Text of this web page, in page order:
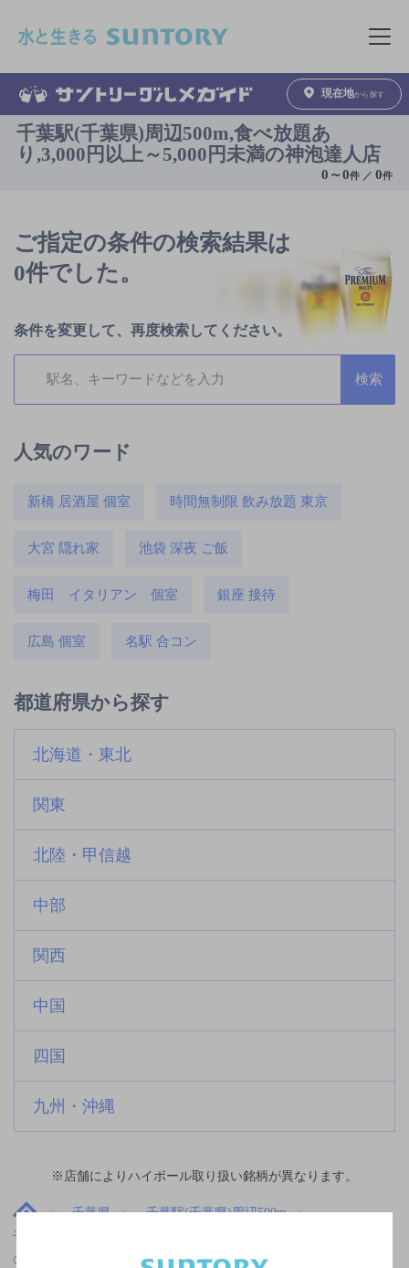
メニュ
現在地から探す
千葉駅(千葉県)周辺500m,食べ放題あ
り,3,000円以上～5,000円未満の神泡達人店
0 ～0件 ／0件
ご指定の条件の検索結果は
0件でした。
条件を変更して、再度検索してください。
人気のワード
新橋 居酒屋 個室 時間無制限 飲み放題 東京
大宮 隠れ家 池袋 深夜 ご飯
梅田 イタリアン 個室 銀座 接待
広島 個室 名駅 合コン
都道府県から探す
北海道・東北
関東
北陸・甲信越
中部
関西
中国
四国
九州・沖縄
※店舗によりハイボール取り扱い銘柄が異なります。
千葉県
千葉駅(千葉県)周辺500m
千葉駅(千葉県)周辺500m,食べ放題あり,3,000円以上～5,000円未満
の神泡達人店